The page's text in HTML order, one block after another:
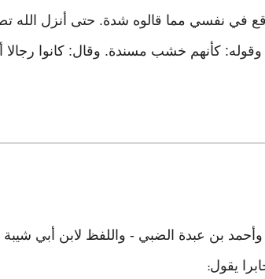
نفسي مما قالوه شدة. حتى أنزل الله
كأنهم خشب مسندة. وقال: كانوا
وأحمد بن عبدة الضبي - واللفظ لابن أبي
يقول: